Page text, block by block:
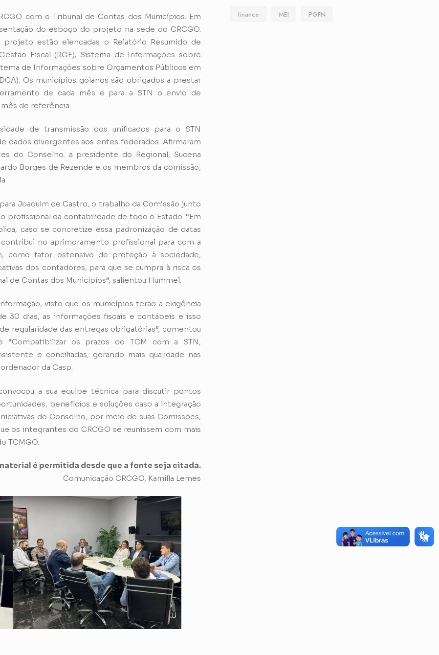
com o Tribunal de Contas dos Municípios. Em
do esboço do projeto na sede do CRCGO.
estão elencadas o Relatório Resumido de
Fiscal (RGF); Sistema de Informações sobre
de Informações sobre Orçamentos Públicos em
Os municípios goianos são obrigados a prestar
de cada mês e para a STN o envio de
de referência.
de transmissão dos unificados para o STN
dados divergentes aos entes federados. Afirmaram
do Conselho: a presidente do Regional, Sucena
Borges de Rezende e os membros da comissão,
Joaquim de Castro, o trabalho da Comissão junto
da contabilidade de todo o Estado. “Em
caso se concretize essa padronização de datas
no aprimoramento profissional para com a
como fator ostensivo de proteção à sociedade,
dos contadores, para que se cumpra à risca os
de Contas dos Municípios”, salientou Hummel.
visto que os municípios terão a exigência
30 dias, as informações fiscais e contábeis e isso
regularidade das entregas obrigatórias”, comentou
“Compatibilizar os prazos do TCM com a STN,
e conciliadas, gerando mais qualidade nas
da Casp.
a sua equipe técnica para discutir pontos
benefícios e soluções caso a integração
do Conselho, por meio de suas Comissões,
os integrantes do CRCGO se reunissem com mais
TCMGO.
é permitida desde que a fonte seja citada.
Comunicação CRCGO, Kamilla Lemes
finance MEI PGFN